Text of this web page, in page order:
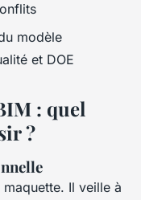
modèle
et DOE
: quel
?
maquette. Il veille à